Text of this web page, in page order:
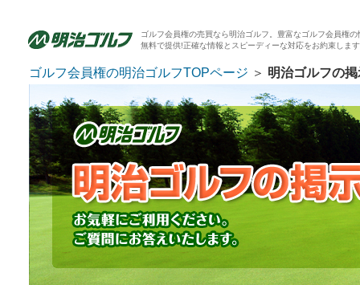
ゴルフ会員権の売買なら明治ゴルフ。豊富なゴルフ会員権の
無料で提供!正確な情報とスピーディーな対応をお約束しま
ゴルフ会員権の明治ゴルフTOPページ ＞ 明治ゴルフの